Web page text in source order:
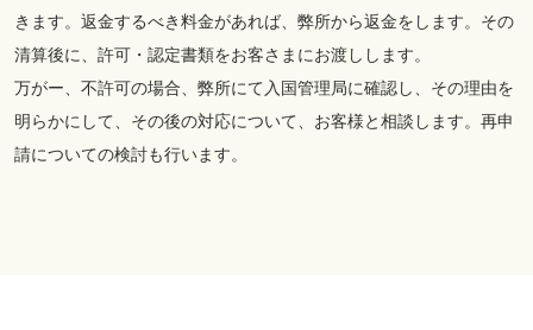
きます。返金するべき料金があれば、弊所から返金をします。その
清算後に、許可・認定書類をお客さまにお渡しします。
万がー、不許可の場合、弊所にて入国管理局に確認し、その理由を
明らかにして、その後の対応について、お客様と相談します。再申
請についての検討も行います。